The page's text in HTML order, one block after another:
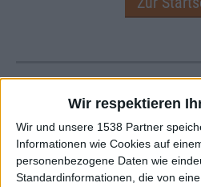
Wir respektieren
Wir und unsere 1538 Partner
Informationen wie Cookies auf
personenbezogene Daten wie
Standardinformationen, die von